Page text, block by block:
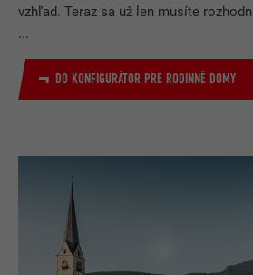
vzhľad. Teraz sa už len musíte
...
DO KONFIGURÁTOR PRE RODINNÉ DOMY